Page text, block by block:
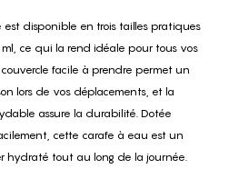
est disponible en trois tailles pratiques
ce qui la rend idéale pour tous vos
facile à prendre permet un
lors de vos déplacements, et la
assure la durabilité. Dotée
cette carafe à eau est un
hydraté tout au long de la journée.